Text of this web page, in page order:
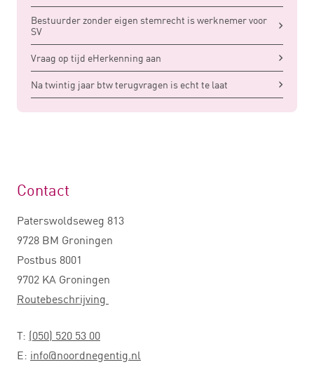
Bestuurder zonder eigen stemrecht is werknemer voor
SV
Vraag op tijd eHerkenning aan
Na twintig jaar btw terugvragen is echt te laat
Contact
Paterswoldseweg 813
9728 BM Groningen
Postbus 8001
9702 KA Groningen
Routebeschrijving
T: (050) 520 53 00
E: info@noordnegentig.nl